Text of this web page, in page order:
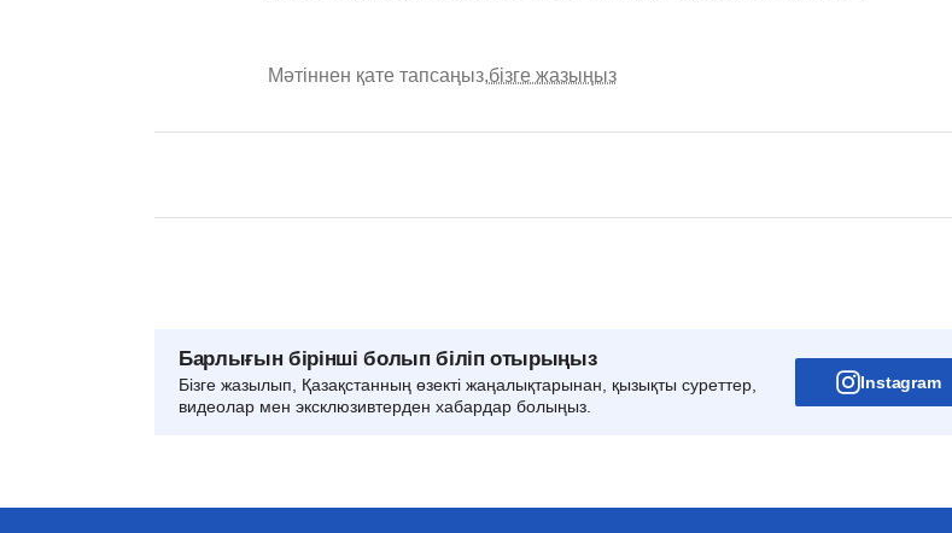
Мәтіннен қате тапсаңыз,бізге жазыңыз
Барлығын бірінші болып біліп отырыңыз
Бізге жазылып, Қазақстанның өзекті жаңалықтарынан, қызықты суреттер,
видеолар мен эксклюзивтерден хабардар болыңыз.
Instagram